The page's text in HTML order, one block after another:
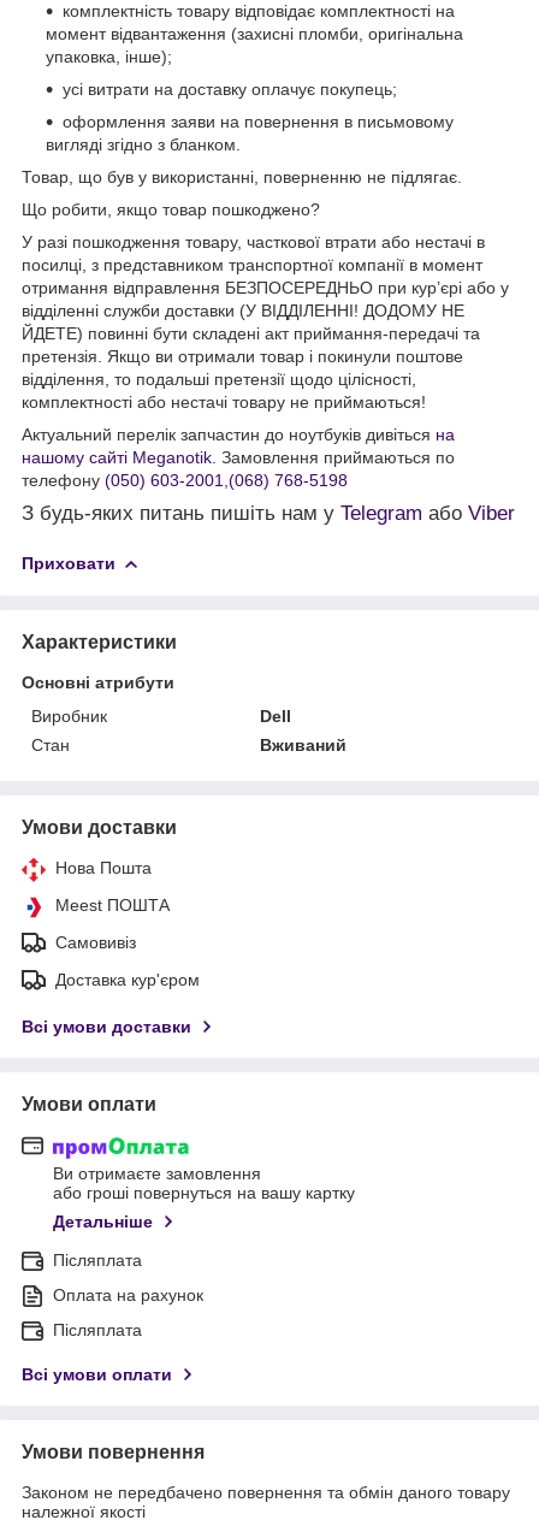
комплектність товару відповідає комплектності на
момент відвантаження (захисні пломби, оригінальна
упаковка, інше);
усі витрати на доставку оплачує покупець;
оформлення заяви на повернення в письмовому
вигляді згідно з бланком.
Товар, що був у використанні, поверненню не підлягає.
Що робити, якщо товар пошкоджено?
У разі пошкодження товару, часткової втрати або нестачі в
посилці, з представником транспортної компанії в момент
отримання відправлення БЕЗПОСЕРЕДНЬО при кур’єрі або у
відділенні служби доставки (У ВІДДІЛЕННІ! ДОДОМУ НЕ
ЙДЕТЕ) повинні бути складені акт приймання-передачі та
претензія. Якщо ви отримали товар і покинули поштове
відділення, то подальші претензії щодо цілісності,
комплектності або нестачі товару не приймаються!
Актуальний перелік запчастин до ноутбуків дивіться на
нашому сайті Meganotik . Замовлення приймаються по
телефону (050) 603-2001 (068) 768-5198
З будь-яких питань пишіть нам у Telegram або Viber
Приховати
Характеристики
Основні атрибути
Виробник
Dell
Стан
Вживаний
Умови доставки
Нова Пошта
Meest ПОШТА
Самовивіз
Доставка кур'єром
Всі умови доставки
Умови оплати
Ви отримаєте замовлення
або гроші повернуться на вашу картку
Детальніше
Післяплата
Оплата на рахунок
Післяплата
Всі умови оплати
Умови повернення
Законом не передбачено повернення та обмін даного товару
належної якості